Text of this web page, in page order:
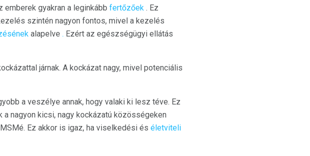
emberek gyakran a leginkább fertőzőek . Ez
szintén nagyon fontos, mivel a kezelés
alapelve . Ezért az egészségügyi ellátás
járnak. A kockázat nagy, mivel potenciális
a veszélye annak, hogy valaki ki lesz téve. Ez
nagyon kicsi, nagy kockázatú közösségeken
Ez akkor is igaz, ha viselkedési és életviteli